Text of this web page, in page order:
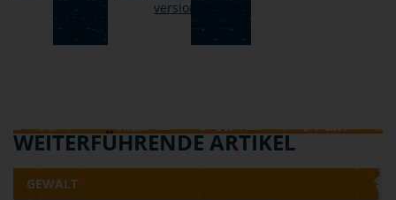
WEITERFÜHRENDE ARTIKEL
GEWALT